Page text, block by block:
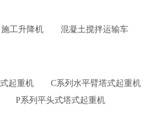
施工升降机
混凝土搅拌运输车
起重机
C系列水平臂塔式起重机
P系列平头式塔式起重机